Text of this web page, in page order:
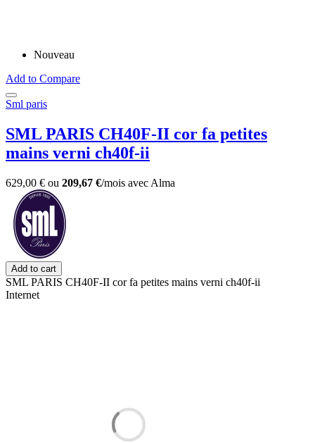
Nouveau
Add to Compare
Sml paris
SML PARIS CH40F-II cor fa petites
mains verni ch40f-ii
629,00 € ou 209,67 €/mois avec Alma
Add to cart
SML PARIS CH40F-II cor fa petites mains verni ch40f-ii
Internet